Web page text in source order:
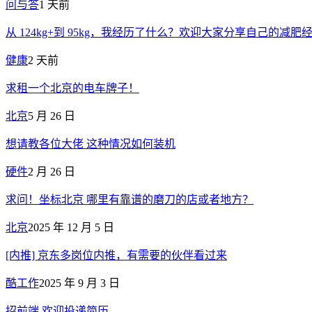
问与答1 天前
从 124kg+到 95kg，我经历了什么？欢迎大家分享自己的减肥
健康2 天前
求租一个北京的电车牌子！
北京5 月 26 日
想请教各位大佬 这种情况如何装机
硬件2 月 26 日
求问！坐标北京 哪里有靠谱的磨刀的店或者地方？
北京2025 年 12 月 5 日
[内推] 京东多岗位内推，有需要的伙伴看过来
酷工作2025 年 9 月 3 日